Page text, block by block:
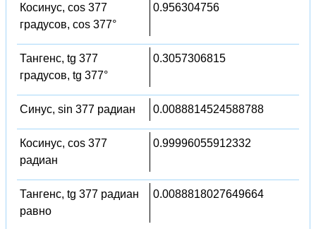
Косинус, cos 377
градусов, cos 377°
0.956304756
Тангенс, tg 377
градусов, tg 377°
0.3057306815
Синус, sin 377 радиан 0.0088814524588788
Косинус, cos 377
радиан
0.99996055912332
Тангенс, tg 377 радиан
равно
0.0088818027649664